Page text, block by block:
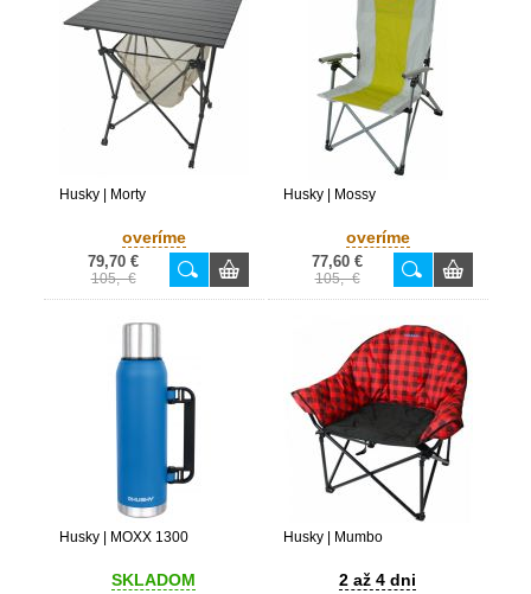
Husky | Morty
overíme
79,70 €
105,- €
Husky | Mossy
overíme
77,60 €
105,- €
Husky | MOXX 1300
SKLADOM
Husky | Mumbo
2 až 4 dni